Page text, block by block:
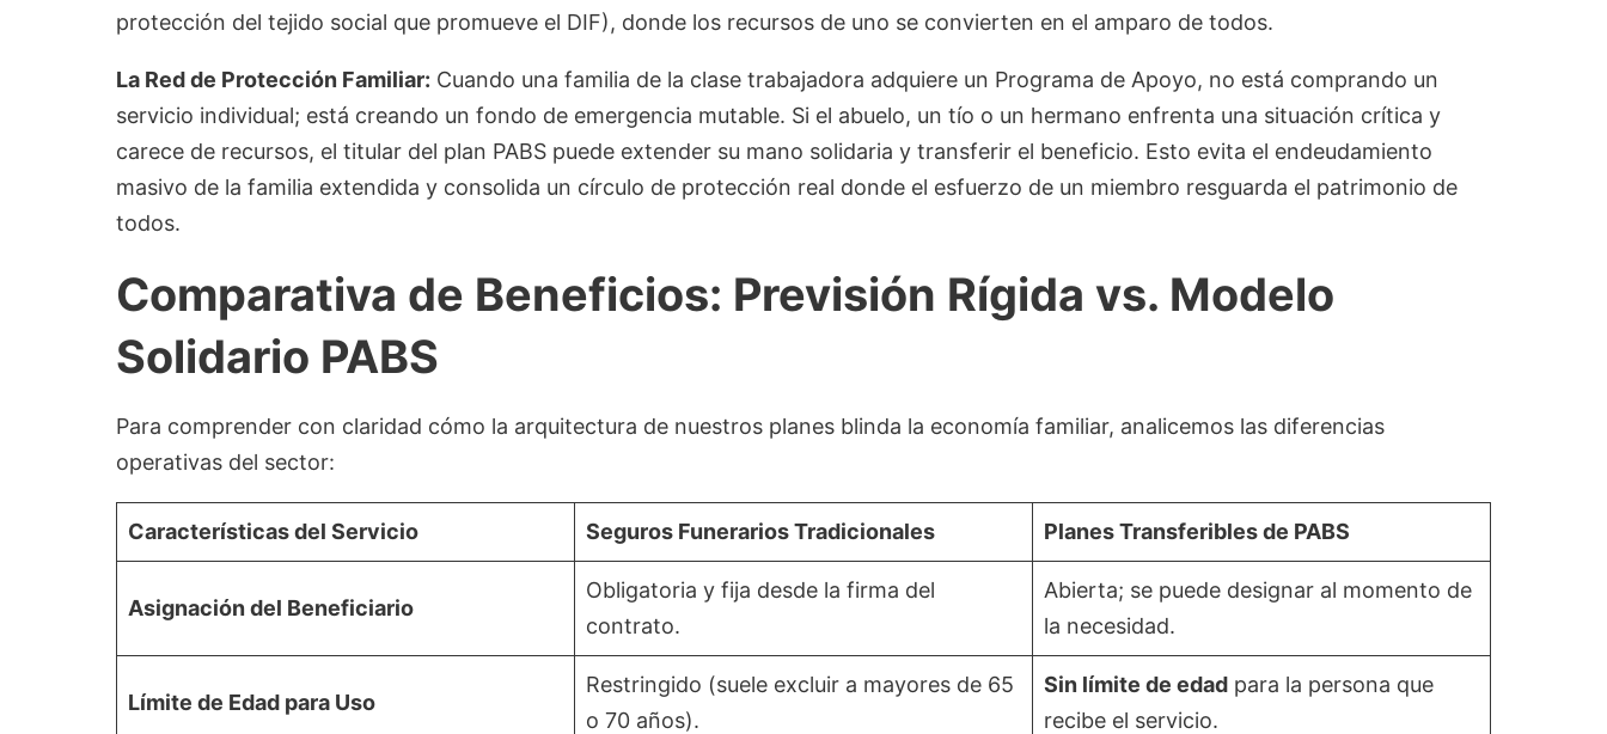
protección del tejido social que promueve el DIF), donde los recursos de uno se convierten en el amparo de todos.
La Red de Protección Familiar: Cuando una familia de la clase trabajadora adquiere un Programa de Apoyo, no está comprando un
servicio individual; está creando un fondo de emergencia mutable. Si el abuelo, un tío o un hermano enfrenta una situación crítica y
carece de recursos, el titular del plan PABS puede extender su mano solidaria y transferir el beneficio. Esto evita el endeudamiento
masivo de la familia extendida y consolida un círculo de protección real donde el esfuerzo de un miembro resguarda el patrimonio de
todos.
Comparativa de Beneficios: Previsión Rígida vs. Modelo
Solidario PABS
Para comprender con claridad cómo la arquitectura de nuestros planes blinda la economía familiar, analicemos las diferencias
operativas del sector:
Características del Servicio Seguros Funerarios Tradicionales Planes Transferibles de PABS
Asignación del Beneficiario
Obligatoria y fija desde la firma del
contrato.
Abierta; se puede designar al momento de
la necesidad.
Límite de Edad para Uso
Restringido (suele excluir a mayores de 65
o 70 años).
Sin límite de edad para la persona que
recibe el servicio.